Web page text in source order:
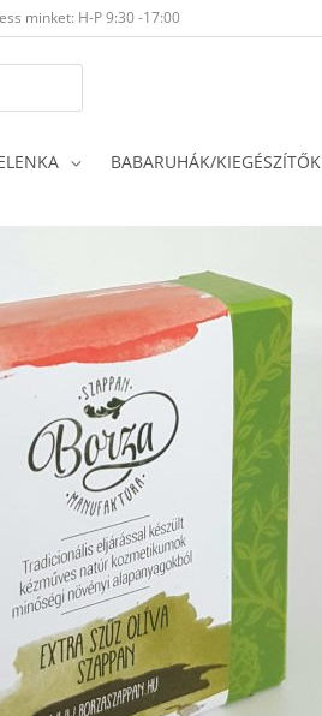
minket: H-P 9:30 -17:00
BABARUHÁK/KIEGÉSZÍTŐK